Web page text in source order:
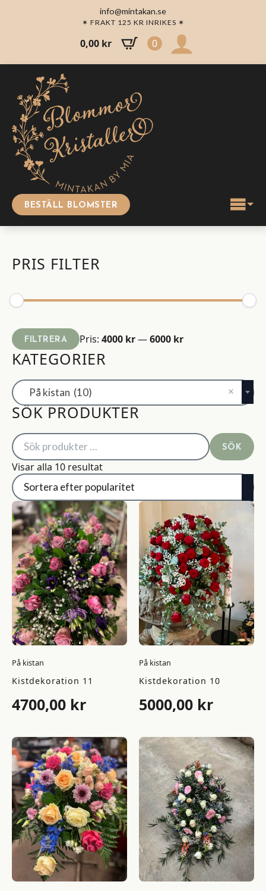
info@mintakan.se
✶ FRAKT 125 KR INRIKES ✶
0,00 kr 0
BESTÄLL BLOMSTER
PRIS FILTER
Min
pris
Max
pris
FILTRERA Pris: 4000 kr—6000 kr
KATEGORIER
×
På kistan (10)
SÖK PRODUKTER
Sök
efter:
SÖK
Visar alla 10 resultatSortera
popularitet
På kistan
Kistdekoration 11
4700,00 kr
På kistan
Kistdekoration 10
5000,00 kr